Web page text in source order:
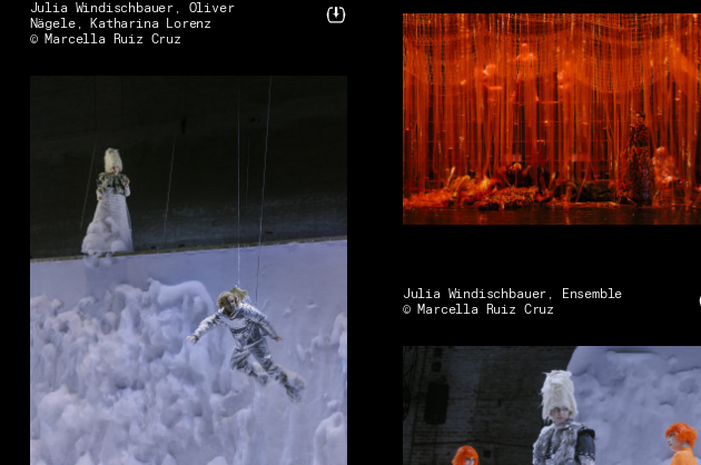
Julia Windischbauer, Oliver
Nägele, Katharina Lorenz
© Marcella Ruiz Cruz
Julia Windischbauer, Ensemble
© Marcella Ruiz Cruz